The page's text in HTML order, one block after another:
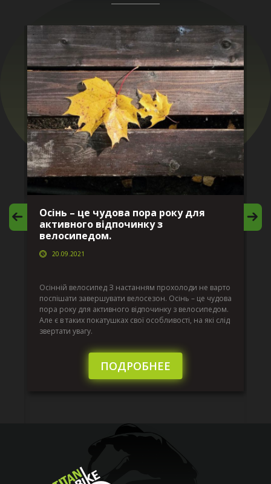
Осінь – це чудова пора року для
активного відпочинку з
велосипедом.
20.09.2021
Осінній велосипед З настанням прохолоди не варто
поспішати завершувати велосезон. Осінь – це чудова
пора року для активного відпочинку з велосипедом.
Але є в таких покатушках свої особливості, на які слід
звертати увагу.
ПОДРОБНЕЕ